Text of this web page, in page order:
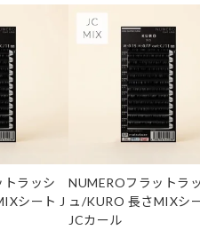
ラッシ
シート J
NUMEROフラットラ
ュ/KURO 長さMIXシ
JCカール